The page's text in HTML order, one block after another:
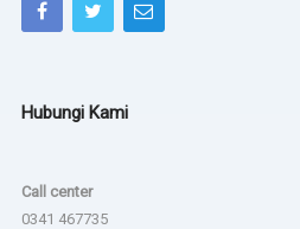
Hubungi Kami
Call center
0341 467735